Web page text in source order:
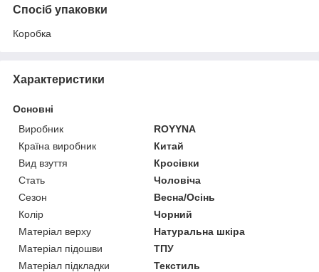
Спосіб упаковки
Коробка
Характеристики
Основні
Виробник
ROYYNA
Країна виробник
Китай
Вид взуття
Кросівки
Стать
Чоловіча
Сезон
Весна/Осінь
Колір
Чорний
Матеріал верху
Натуральна шкіра
Матеріал підошви
ТПУ
Матеріал підкладки
Текстиль